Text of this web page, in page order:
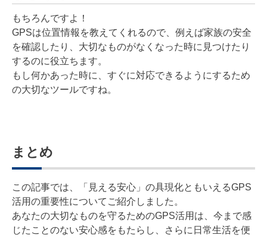
もちろんですよ！
GPSは位置情報を教えてくれるので、例えば家族の安全
を確認したり、大切なものがなくなった時に見つけたり
するのに役立ちます。
もし何かあった時に、すぐに対応できるようにするため
の大切なツールですね。
まとめ
この記事では、「見える安心」の具現化ともいえるGPS
活用の重要性についてご紹介しました。
あなたの大切なものを守るためのGPS活用は、今まで感
じたことのない安心感をもたらし、さらに日常生活を便